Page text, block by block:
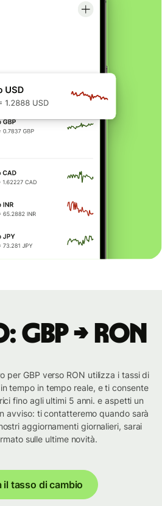
→ RON
per GBP verso RON utilizza i tassi di
tempo in tempo reale, e ti consente
fino agli ultimi 5 anni. e aspetti un
avviso: ti contatteremo quando sarà
aggiornamenti giornalieri, sarai
sulle ultime novità.
il tasso di cambio